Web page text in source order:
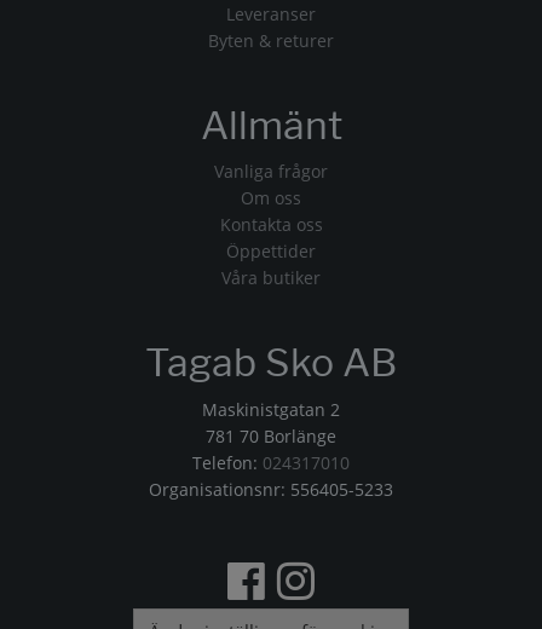
Leveranser
Byten & returer
Allmänt
Vanliga frågor
Om oss
Kontakta oss
Öppettider
Våra butiker
Tagab Sko AB
Maskinistgatan 2
781 70 Borlänge
Telefon: 024317010
Organisationsnr: 556405-5233